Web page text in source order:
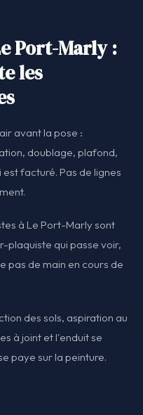
Port-Marly :
les
avant la pose :
doublage, plafond,
facturé. Pas de lignes
à Le Port-Marly sont
plaquiste qui passe voir,
pas de main en cours de
des sols, aspiration au
à joint et l'enduit se
paye sur la peinture.